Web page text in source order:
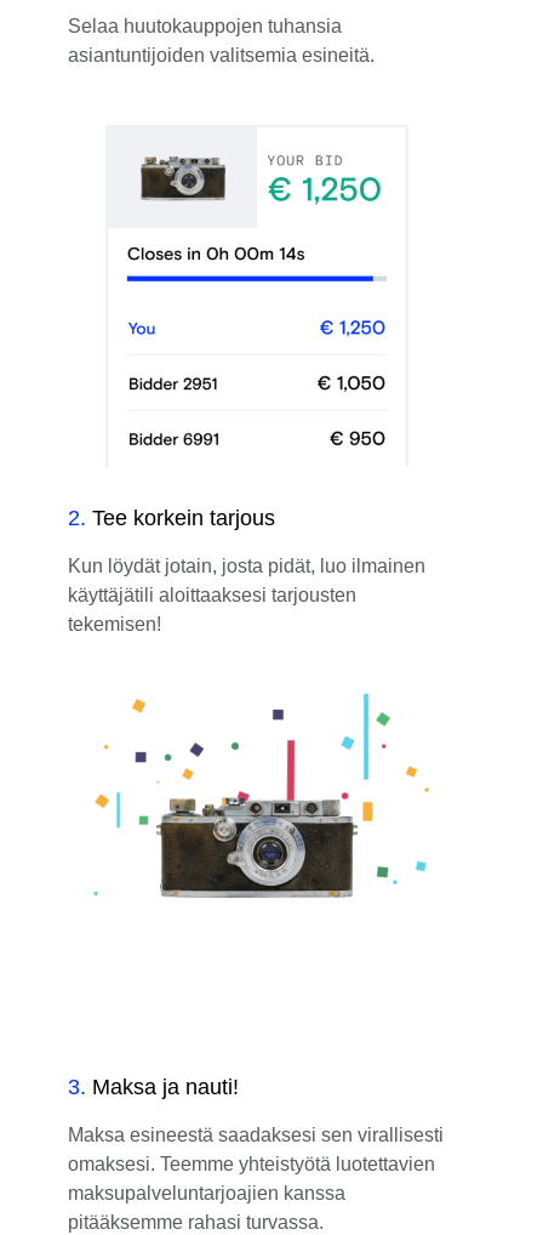
Selaa huutokauppojen tuhansia
asiantuntijoiden valitsemia esineitä.
2. Tee korkein tarjous
Kun löydät jotain, josta pidät, luo ilmainen
käyttäjätili aloittaaksesi tarjousten
tekemisen!
3. Maksa ja nauti!
Maksa esineestä saadaksesi sen virallisesti
omaksesi. Teemme yhteistyötä luotettavien
maksupalveluntarjoajien kanssa
pitääksemme rahasi turvassa.